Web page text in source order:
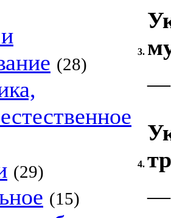
(28)
(29)
(15)
3.
—
4.
—